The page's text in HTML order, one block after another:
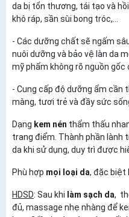
da bị tổn thương, tái tạo và
khô ráp, sần sùi bong tróc,...
- Các dưỡng chất sẽ ngấm
nuôi dưỡng và bảo vệ làn da
mỹ phẩm không rõ nguồn gốc
- Cung cấp độ dưỡng ẩm cần
màng, tươi trẻ và đầy sức
Dạng kem nén thẩm thấu
trang điểm. Thành phần lành
da khi sử dụng, duy trì được
Phù hợp mọi loại da, đặc biệt
HDSD: Sau khi làm sạch da,
đủ, massage nhẹ nhàng để